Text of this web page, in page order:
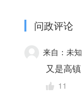
问政评论
来自：未知
又是高镇
11